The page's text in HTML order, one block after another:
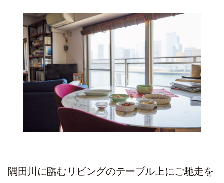
隅田川に臨むリビングのテーブル上にご馳走を